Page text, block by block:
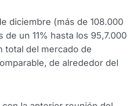
diciembre (más de 108.000
un 11% hasta los 95,7.000
total del mercado de
de alrededor del